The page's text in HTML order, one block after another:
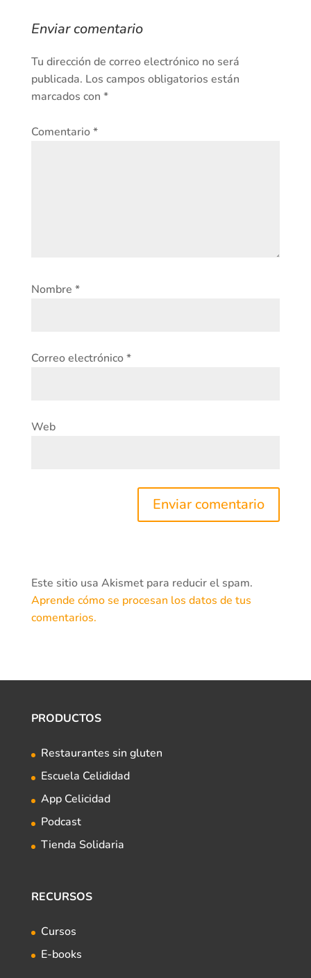
Enviar comentario
Tu dirección de correo electrónico no será
publicada. Los campos obligatorios están
marcados con *
Comentario*
Nombre *
Correo electrónico*
Web
Este sitio usa Akismet para reducir el spam.
Aprende cómo se procesan los datos de tus
comentarios.
PRODUCTOS
Restaurantes sin gluten
Escuela Celididad
App Celicidad
Podcast
Tienda Solidaria
RECURSOS
Cursos
E-books